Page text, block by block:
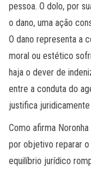
pessoa. O dolo, por
o dano, uma ação
O dano representa a
moral ou estético
haja o dever de
entre a conduta do
justifica
Como afirma
por objetivo reparar o
equilíbrio jurídico